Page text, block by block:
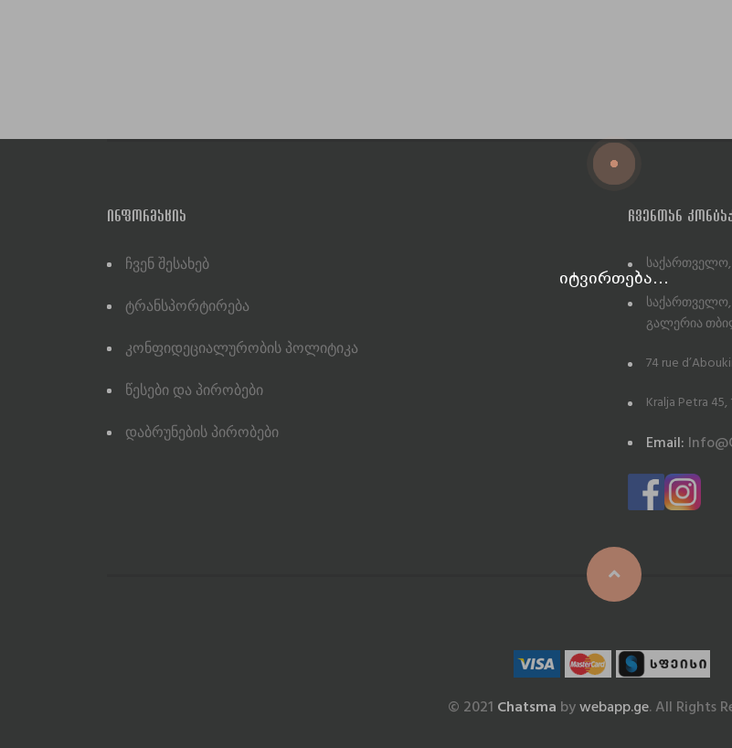
იტვირთება...
ᲘᲜᲤᲝᲠᲛᲐᲪᲘᲐ
Ჩვენ Შესახებ
Ტრანსპორტირება
Კონფიდეციალურობის Პოლიტიკა
Წესები Და Პირობები
Დაბრუნების Პირობები
ᲩᲕᲔᲜᲗᲐᲜ
საქართველო,
საქართველო,
გალერია
74 rue
Kralja Petra
Email:
© 2021 Chatsma bywebapp.ge. All Rights